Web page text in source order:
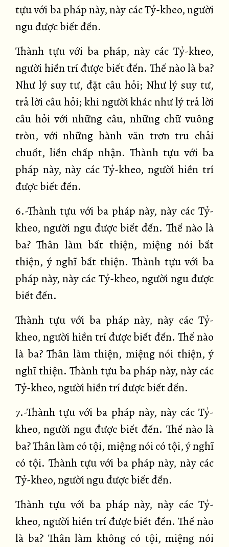
tựu với ba pháp này, này các Tỷ-kheo, người
ngu được biết đến.
Thành tựu với ba pháp, này các Tỷ-kheo,
người hiền trí được biết đến. Thế nào là ba?
Như lý suy tư, đặt câu hỏi; Như lý suy tư,
trả lời câu hỏi; khi người khác như lý trả lời
câu hỏi với những câu, những chữ vuông
tròn, với những hành văn trơn tru chải
chuốt, liền chấp nhận. Thành tựu với ba
pháp này, này các Tỷ-kheo, người hiền trí
được biết đến.
6.-Thành tựu với ba pháp này, này các Tỷ-
kheo, người ngu được biết đến. Thế nào là
ba? Thân làm bất thiện, miệng nói bất
thiện, ý nghĩ bất thiện. Thành tựu với ba
pháp này, này các Tỷ-kheo, người ngu được
biết đến.
Thành tựu với ba pháp này, này các Tỷ-
kheo, người hiền trí được biết đến. Thế nào
là ba? Thân làm thiện, miệng nói thiện, ý
nghĩ thiện. Thành tựu ba pháp này, này các
Tỷ-kheo, người hiền trí được biết đến.
7.-Thành tựu với ba pháp này, này các Tỷ-
kheo, người ngu được biết đến. Thế nào là
ba? Thân làm có tội, miệng nói có tội, ý nghĩ
có tội. Thành tựu với ba pháp này, này các
Tỷ-kheo, người ngu được biết đến.
Thành tựu với ba pháp này, này các Tỷ-
kheo, người hiền trí được biết đến. Thế nào
là ba? Thân làm không có tội, miệng nói